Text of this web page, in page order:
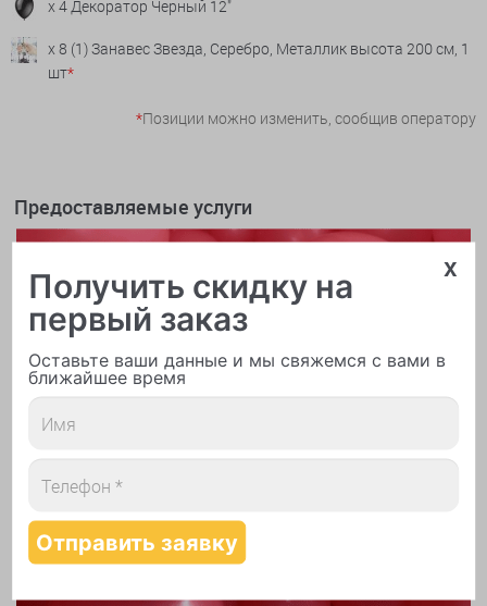
x 4 Декоратор Черный 12"
x 8 (1) Занавес Звезда, Серебро, Металлик высота 200 см, 1
шт*
*Позиции можно изменить, сообщив оператору
Предоставляемые услуги
x
Получить скидку на
первый заказ
Оставьте ваши данные и мы свяжемся с вами в
ближайшее время